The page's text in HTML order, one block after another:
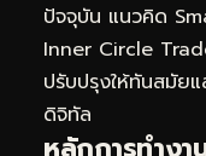
ปัจจุบัน แนวคิด
Inner Circle
ปรับปรุงให้ทันสมัย
ดิจิทัล
หลักการทำง